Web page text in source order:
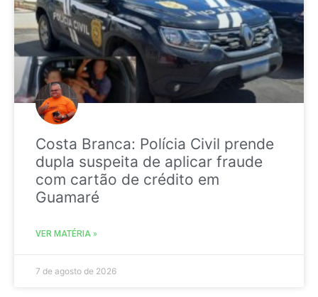
Costa Branca: Polícia Civil prende
dupla suspeita de aplicar fraude
com cartão de crédito em
Guamaré
VER MATÉRIA »
7 de agosto de 2026